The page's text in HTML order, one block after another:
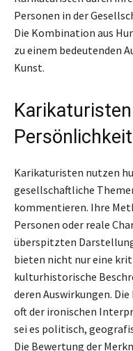
Personen in der
Die Kombination aus
zu einem bedeutenden
Kunst.
Karikaturisten nutzen
gesellschaftliche
kommentieren. Ihre
Personen oder reale
überspitzten
bieten nicht nur eine
kulturhistorische
deren Auswirkungen.
oft der ironischen
sei es politisch,
Die Bewertung der